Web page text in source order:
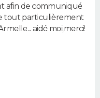
afin de communiqué
tout particulièrement
aidé moi,merci!